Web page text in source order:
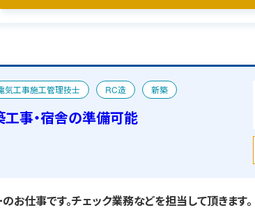
気工事施工管理技士 RC造
新築
工事・宿舎の準備可能
仕事です。チェック業務などを担当して頂きます。